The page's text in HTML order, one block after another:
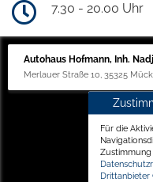
7.30 - 20.00 Uhr
Autohaus Hofmann, Inh.
Merlauer Straße 10, 35325
Für die
Zustimmung
Drittanbieter